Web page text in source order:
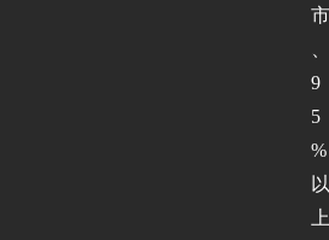
市
9
5
%
以
上